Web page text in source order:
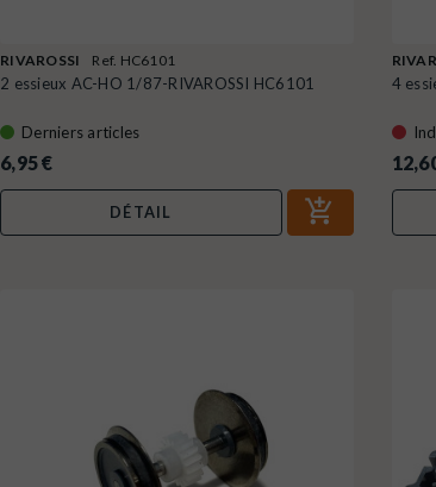
RIVAROSSI Ref. HC6101
2 essieux AC-HO 1/87-RIVAROSSI HC6101
Derniers articles
6,95 €
DÉTAIL
4